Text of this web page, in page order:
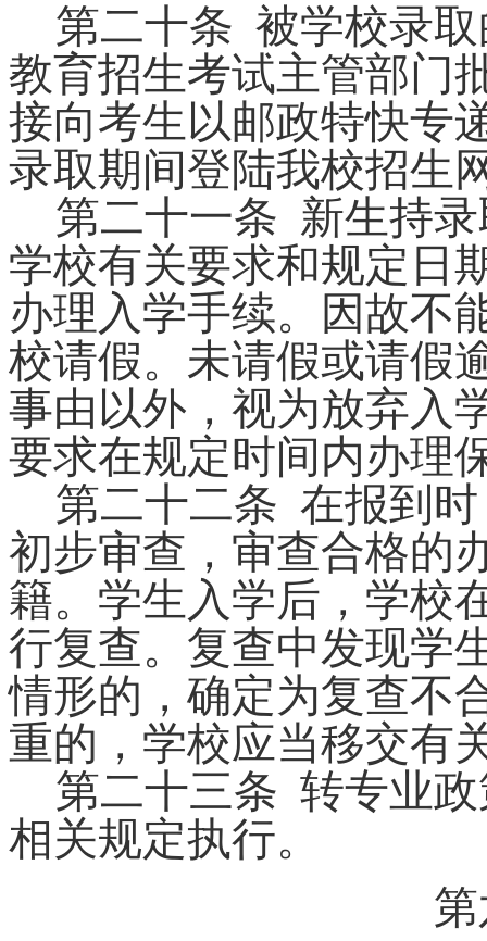
第二十条 被学校录
教育招生考试主管部门
接向考生以邮政特快专
录取期间登陆我校招生
第二十一条 新生持
学校有关要求和规定日
办理入学手续。因故不
校请假。未请假或请假
事由以外，视为放弃入
要求在规定时间内办理
第二十二条 在报到
初步审查，审查合格的
籍。学生入学后，学校
行复查。复查中发现学
情形的，确定为复查不
重的，学校应当移交有
第二十三条 转专业
相关规定执行。